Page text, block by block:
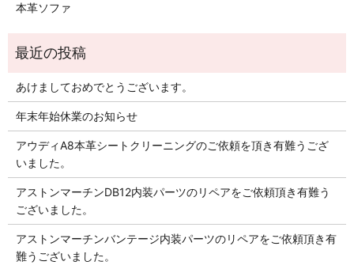
本革ソファ
あけましておめでとうございます。
年末年始休業のお知らせ
アウディA8本革シートクリーニングのご依頼を頂き有難うござ
いました。
アストンマーチンDB12内装パーツのリペアをご依頼頂き有難う
ございました。
アストンマーチンバンテージ内装パーツのリペアをご依頼頂き有
難うございました。